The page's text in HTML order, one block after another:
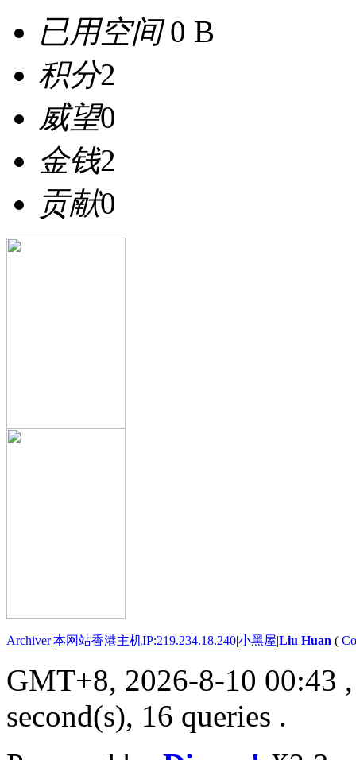
已用空间0 B
积分2
威望0
金钱2
贡献0
Archiver|本网站香港主机IP:219.234.18.240|小黑屋|Liu Huan (
GMT+8, 2026-8-10 00:43
second(s), 16 queries .